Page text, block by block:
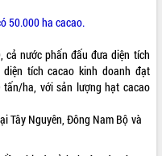
50.000 ha cacao.
cả nước phấn đấu đưa diện tích
tích cacao kinh doanh đạt
ha, với sản lượng hạt cacao
Tây Nguyên, Đông Nam Bộ và